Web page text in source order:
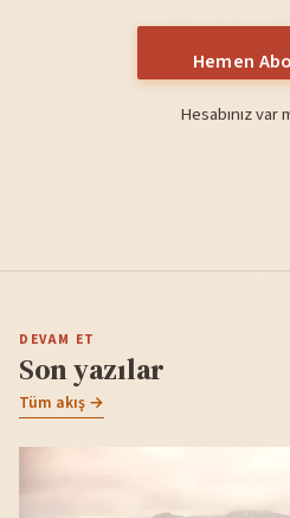
Hemen
Hesabınız var
DEVAM ET
Son yazılar
Tüm akış →